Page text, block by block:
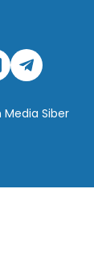
Siber